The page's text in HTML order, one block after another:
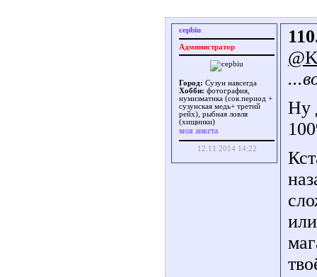
cepbiu
Администратор
Город: Сузун навсегда
Хобби: фотография,
нумизматика (сов.период +
сузунская медь+ третий
рейх), рыбная ловля
(хищники)
моя анкета
12.11.2014 14:22
Ну